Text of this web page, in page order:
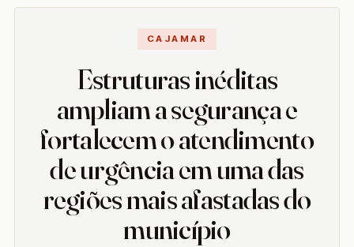
CAJAMAR
Estruturas inéditas
ampliam a segurança e
fortalecem o atendimento
de urgência em uma das
regiões mais afastadas do
município